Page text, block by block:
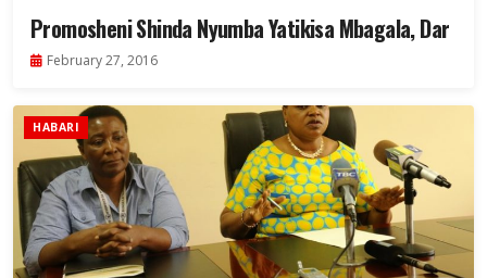
Promosheni Shinda Nyumba Yatikisa Mbagala, Dar
February 27, 2016
HABARI